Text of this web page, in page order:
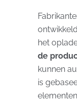
het
de
kunnen
is